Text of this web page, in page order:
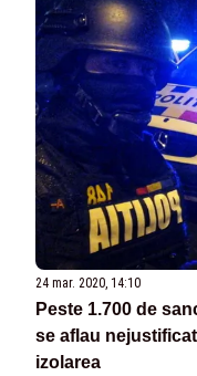
24 mar. 2020, 14:10
Peste 1.700 de
se aflau
izolarea